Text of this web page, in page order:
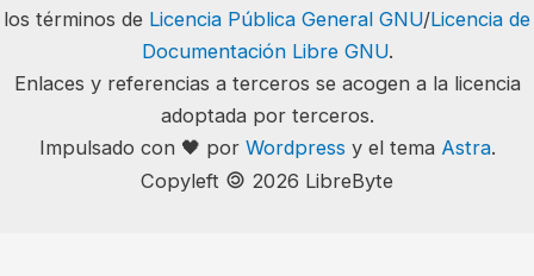
los términos de Licencia Pública General GNU/Licencia de
Documentación Libre GNU.
Enlaces y referencias a terceros se acogen a la licencia
adoptada por terceros.
Impulsado con 🖤 por Wordpress y el tema Astra.
Copyleft 🄯 2026 LibreByte